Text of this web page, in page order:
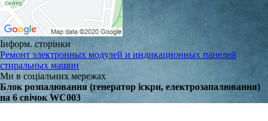
Інформ. сторінки
Ремонт электронных модулей и индикационных панелей
стиральных машин
Ми в соціальних мережах
Блок розпалювання (генератор іскри, електрозапалювання)
на 6 свічок WC003